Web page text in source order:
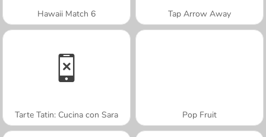
Hawaii Match 6 Tap Arrow Away
Tarte Tatin: Cucina con Sara Pop Fruit